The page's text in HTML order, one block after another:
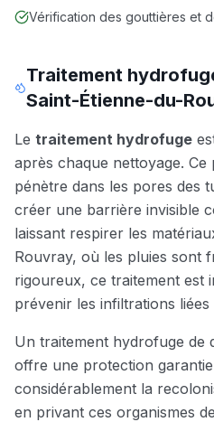
Vérification des gouttières et
Traitement
Saint-Étienne-du-
Le traitement hydrofuge
après chaque nettoyage.
pénètre dans les pores des
créer une barrière invisible
laissant respirer les
Rouvray, où les pluies sont
rigoureux, ce traitement est
prévenir les infiltrations
Un traitement hydrofuge de
offre une protection
considérablement la
en privant ces organismes